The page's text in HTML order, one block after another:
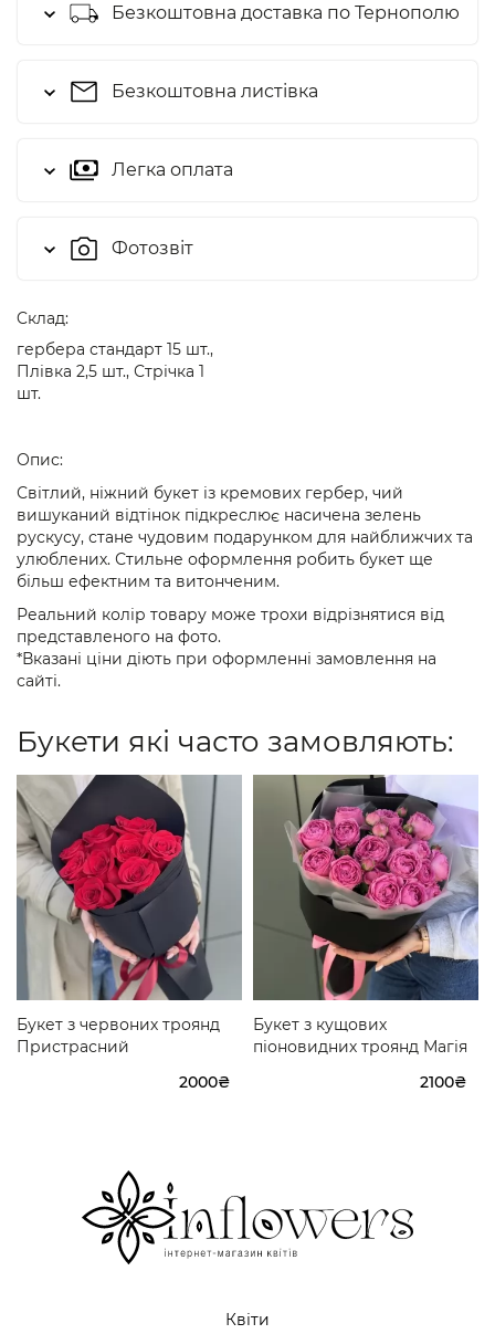
Безкоштовна доставка по Тернополю
Безкоштовна листівка
Легка оплата
Фотозвіт
Cклад:
гербера стандарт 15 шт.,
Плівка 2,5 шт., Стрічка 1
шт.
Опис:
Світлий, ніжний букет із кремових гербер, чий
вишуканий відтінок підкреслює насичена зелень
рускусу, стане чудовим подарунком для найближчих та
улюблених. Стильне оформлення робить букет ще
більш ефектним та витонченим.
Реальний колір товару може трохи відрізнятися від
представленого на фото.
*Вказані ціни діють при оформленні замовлення на
сайті.
Букети які часто замовляють:
Букет з червоних троянд
Пристрасний
2000₴
Букет з кущових
піоновидних троянд Магія
2100₴
Квіти